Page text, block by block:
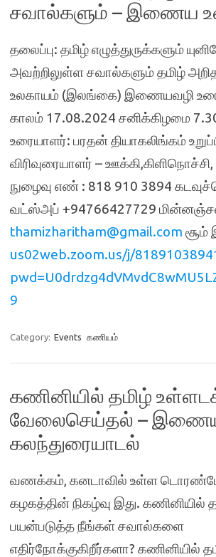
சவால்களும் – இணைய
தலைப்பு: தமிழ் எழுத்துருக்களும்
அவற்றிலுள்ள சவால்களும் தமிழ்
உலகாயம் (இலங்கை) இணையவழி
காலம் 17.08.2024 சனிக்கிழமை
உரையாளர்: பரதன் தியாகலிங்கம்
விரிவுரையாளர் –
நுழைவு எண் : 818 910 3894
வட்ஸ்அப் +94766427729
thamizharitham@gmail.com சூம்
us02web.zoom.us/j/
9
Category: Events கணியம்
கணினியில் தமிழ்
வேலைசெய்தல் –
கலந்துரையாடல்
வணக்கம், கனடாவில் உள்ள
கழகத்தின் நிகழ்வு இது. கணினியில்
பயன்படுத்த நீங்கள் சவால்களை
எதிர்நோக்குகிறீர்களா? கணினியில்